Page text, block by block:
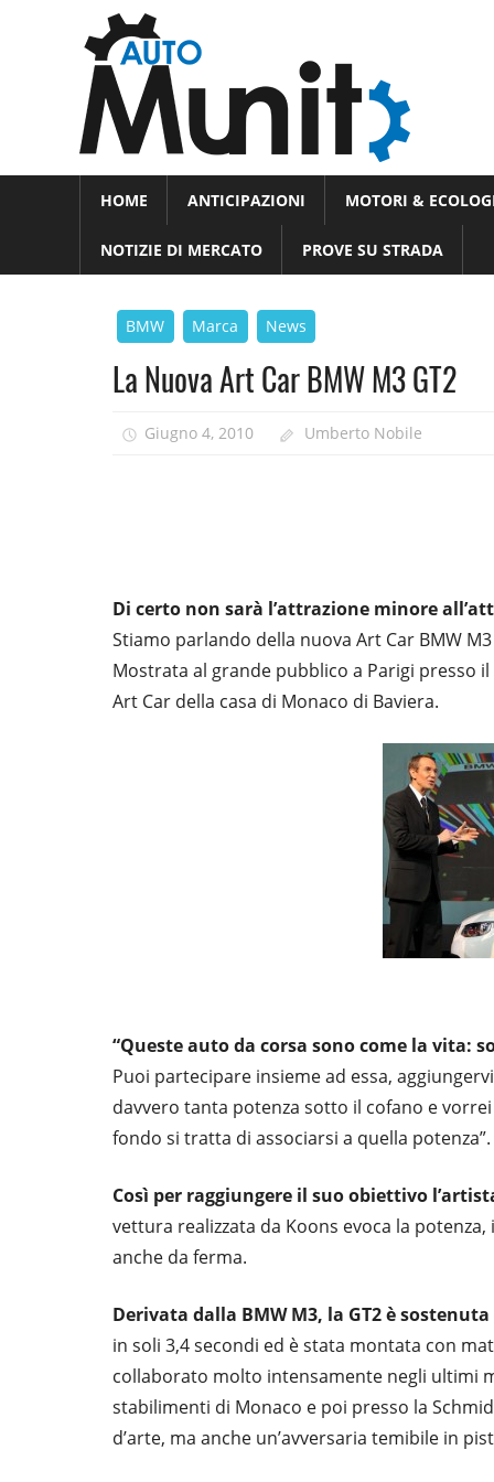
e
Novità
dal
HOME ANTICIPAZIONI MOTORI &
NOTIZIE DI MERCATO PROVE SU STRADA
BMW Marca News
La Nuova Art Car BMW M3 GT2
Giugno 4, 2010 Umberto Nobile
Di certo non sarà l’attrazione minore
Stiamo parlando della nuova Art Car BMW
Mostrata al grande pubblico a Parigi presso
Art Car della casa di Monaco di Baviera.
“Queste auto da corsa sono come la vita:
Puoi partecipare insieme ad essa,
davvero tanta potenza sotto il cofano e
fondo si tratta di associarsi a quella potenza”.
Così per raggiungere il suo obiettivo
vettura realizzata da Koons evoca la
anche da ferma.
Derivata dalla BMW M3, la GT2 è
in soli 3,4 secondi ed è stata montata con
collaborato molto intensamente negli ultimi
stabilimenti di Monaco e poi presso la
d’arte, ma anche un’avversaria temibile in